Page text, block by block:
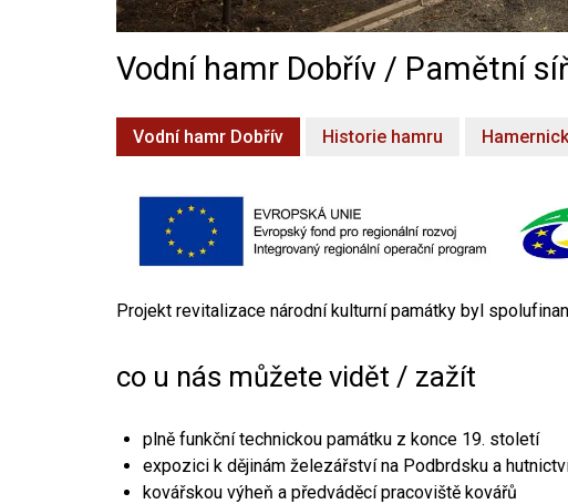
Vodní hamr Dobřív / Pamětní
Vodní hamr Dobřív Historie hamru
Projekt revitalizace národní kulturní památky byl
co u nás můžete vidět / zažít
plně funkční technickou památku z konce 19. století
expozici k dějinám železářství na Podbrdsku a
kovářskou výheň a předváděcí pracoviště kovářů